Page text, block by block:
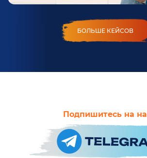
БОЛЬШЕ КЕЙСОВ
Подпишитесь на